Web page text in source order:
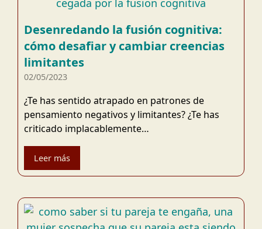
Desenredando la fusión cognitiva:
cómo desafiar y cambiar creencias
limitantes
02/05/2023
¿Te has sentido atrapado en patrones de
pensamiento negativos y limitantes? ¿Te has
criticado implacablemente…
Leer más